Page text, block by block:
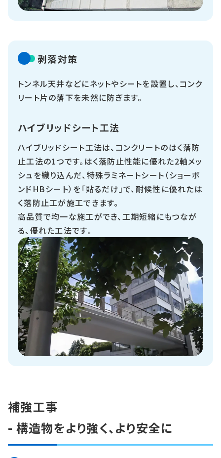
剥落対策
トンネル天井などにネットやシートを設置し、コンク
リート片の落下を未然に防ぎます。
ハイブリッドシート工法
ハイブリッドシート工法は、コンクリートのはく落防
止工法の1つです。はく落防止性能に優れた2軸メッ
シュを織り込んだ、特殊ラミネートシート（ショーボ
ンドHBシート）を「貼るだけ」で、耐候性に優れたは
く落防止工が施工できます。
高品質で均一な施工ができ、工期短縮にもつなが
る、優れた工法です。
補強工事
- 構造物をより強く、より安全に